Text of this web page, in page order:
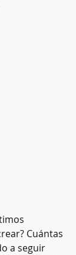
Cuántas
a seguir